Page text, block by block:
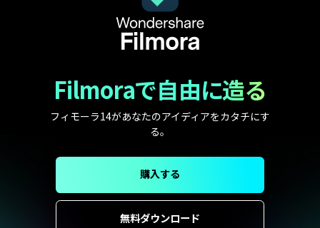
Filmoraで自由に造る
フィモーラ14があなたのアイディアをカタチにす
る。
購入する
無料ダウンロード